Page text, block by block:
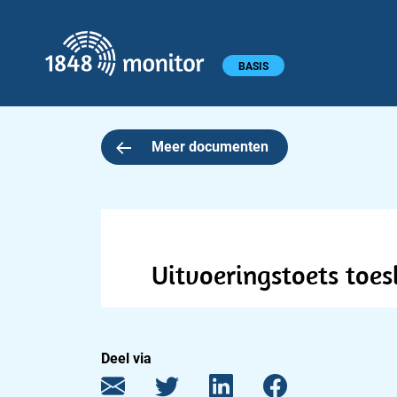
Hoofdmenu BASIS
Meer documenten
Uitvoeringstoets
Deel via